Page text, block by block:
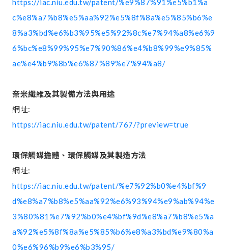
https://iac.niu.edu.tw/patent/%e9%87%91%e5%b1%a
c%e8%a7%b8%e5%aa%92%e5%8f%8a%e5%85%b6%e
8%a3%bd%e6%b3%95%e5%92%8c%e7%94%a8%e6%9
6%bc%e8%99%95%e7%90%86%e4%b8%99%e9%85%
ae%e4%b9%8b%e6%87%89%e7%94%a8/
奈米纖維及其製備方法與用途
網址:
https://iac.niu.edu.tw/patent/767/?preview=true
環保觸媒擔體、環保觸媒及其製造方法
網址:
https://iac.niu.edu.tw/patent/%e7%92%b0%e4%bf%9
d%e8%a7%b8%e5%aa%92%e6%93%94%e9%ab%94%e
3%80%81%e7%92%b0%e4%bf%9d%e8%a7%b8%e5%a
a%92%e5%8f%8a%e5%85%b6%e8%a3%bd%e9%80%a
0%e6%96%b9%e6%b3%95/